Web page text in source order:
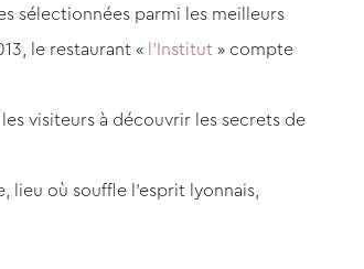
sélectionnées parmi les meilleurs
le restaurant « l’Institut» compte
visiteurs à découvrir les secrets de
lieu où souffle l’esprit lyonnais,